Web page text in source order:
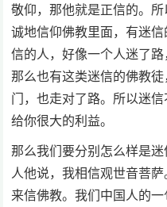
敬仰，那他就是正信的。
诚地信仰佛教里面，有迷
信的人，好像一个人迷了路
那么也有这类迷信的佛教
门，也走对了路。所以迷
给你很大的利益。
那么我们要分别怎么样是
人他说，我相信观世音菩
来信佛教。我们中国人的